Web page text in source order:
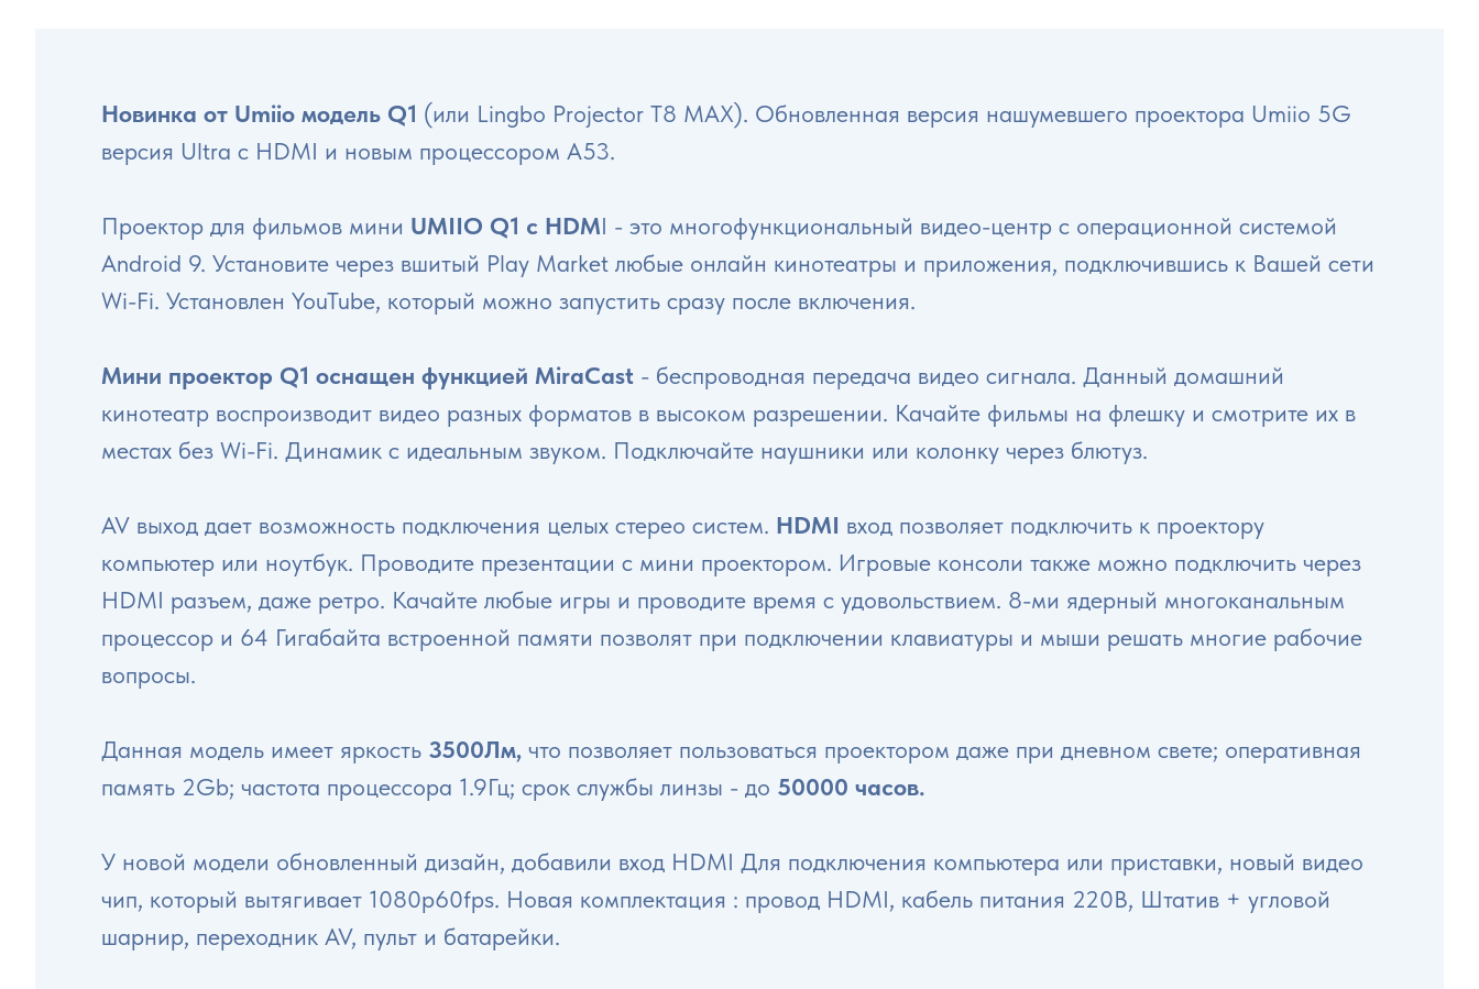
Новинка от Umiio модель Q1 (или Lingbo Projector T8 MAX). Обновленная версия нашумевшего проектора Umiio 5G
версия Ultra с HDMI и новым процессором A53.
Проектор для фильмов мини UMIIO Q1 с HDMI - это многофункциональный видео-центр с операционной системой
Android 9. Установите через вшитый Play Market любые онлайн кинотеатры и приложения, подключившись к Вашей сети
Wi-Fi. Установлен YouTube, который можно запустить сразу после включения.
Мини проектор Q1 оснащен функцией MiraCast - беспроводная передача видео сигнала. Данный домашний
кинотеатр воспроизводит видео разных форматов в высоком разрешении. Качайте фильмы на флешку и смотрите их в
местах без Wi-Fi. Динамик с идеальным звуком. Подключайте наушники или колонку через блютуз.
AV выход дает возможность подключения целых стерео систем. HDMI вход позволяет подключить к проектору
компьютер или ноутбук. Проводите презентации с мини проектором. Игровые консоли также можно подключить через
HDMI разъем, даже ретро. Качайте любые игры и проводите время с удовольствием. 8-ми ядерный многоканальным
процессор и 64 Гигабайта встроенной памяти позволят при подключении клавиатуры и мыши решать многие рабочие
вопросы.
Данная модель имеет яркость 3500Лм, что позволяет пользоваться проектором даже при дневном свете; оперативная
память 2Gb; частота процессора 1.9Гц; срок службы линзы - до 50000 часов.
У новой модели обновленный дизайн, добавили вход HDMI Для подключения компьютера или приставки, новый видео
чип, который вытягивает 1080р60fps. Новая комплектация : провод HDMI, кабель питания 220В, Штатив + угловой
шарнир, переходник AV, пульт и батарейки.